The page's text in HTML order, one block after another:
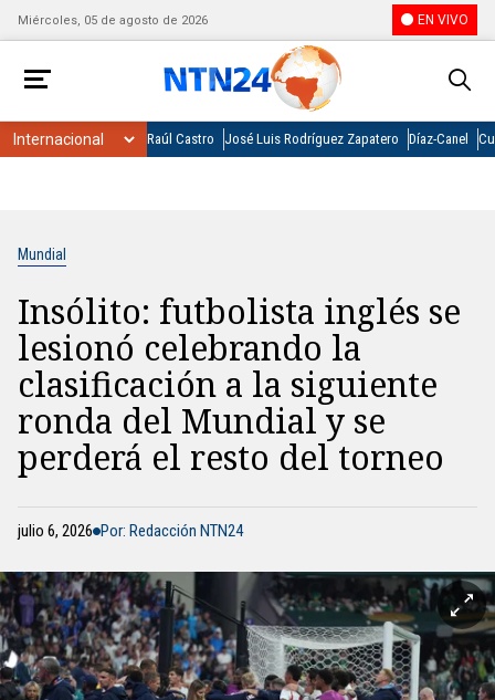
Miércoles, 05 de agosto de 2026 EN VIVO
Raúl Castro José Luis Rodríguez Zapatero Díaz-Canel
Mundial
Insólito: futbolista inglés se
lesionó celebrando la
clasificación a la siguiente
ronda del Mundial y se
perderá el resto del torneo
julio 6, 2026 Por: Redacción NTN24